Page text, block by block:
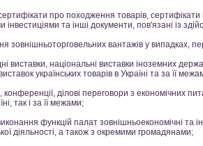
про походження товарів,
інвестиціями та інші документи, пов'язані із
зовнішньоторговельних вантажів у випадках,
виставки, національні виставки іноземних
українських товарів в Україні та за її
конференції, ділові переговори з економічних
так і за її межами;
функцій палат зовнішньоекономічні та
діяльності, а також з окремими громадянами;